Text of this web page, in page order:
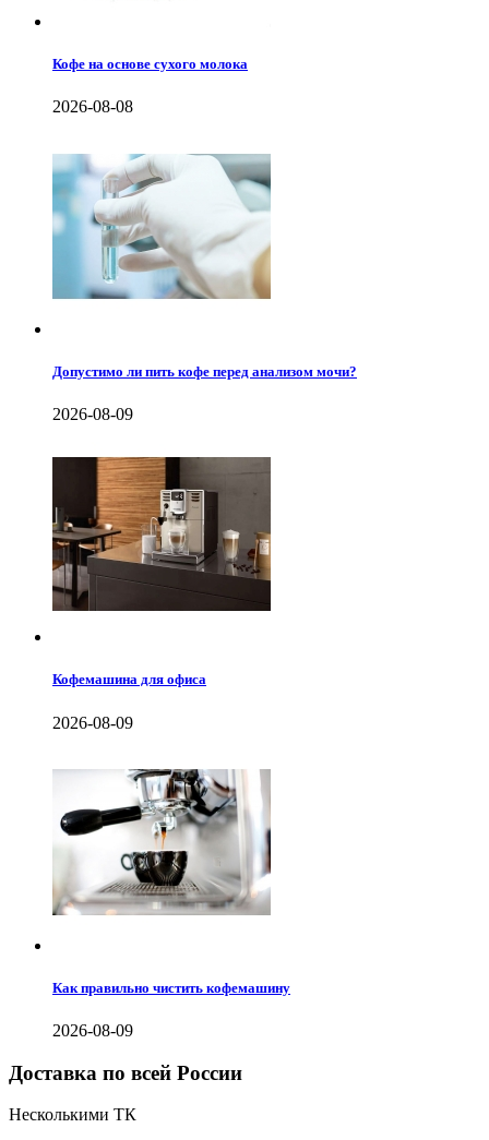
Кофе на основе сухого молока
2026-08-08
Допустимо ли пить кофе перед анализом мочи?
2026-08-09
Кофемашина для офиса
2026-08-09
Как правильно чистить кофемашину
2026-08-09
Доставка по всей России
Несколькими ТК